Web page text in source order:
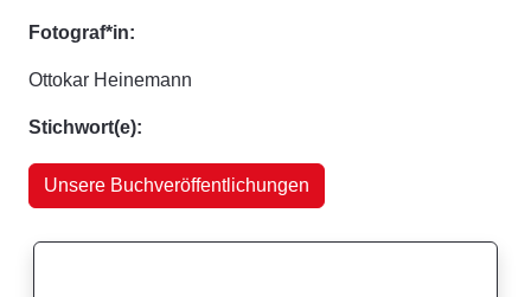
Fotograf*in:
Ottokar Heinemann
Stichwort(e):
Unsere Buchveröffentlichungen